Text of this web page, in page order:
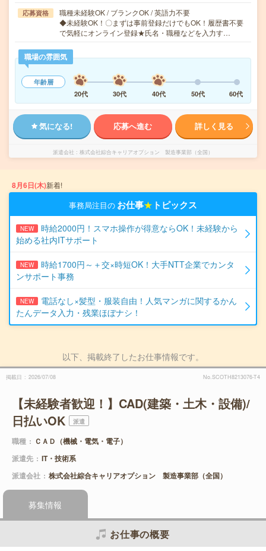
応募資格
職種未経験OK / ブランクOK / 英語力不要
◆未経験OK！〇まずは事前登録だけでもOK！履歴書不要
で気軽にオンライン登録★氏名・職種などを入力す…
職場の雰囲気
年齢層
20代
30代 40代 50代 60代
気になる! 応募へ進む 詳しく見る
派遣会社 株式会社綜合キャリアオプション 製造事業部（全国）
8月6日(木)新着!
事務局注目の お仕事★ トピックス
NEW
時給2000円！スマホ操作が得意ならOK！未経験から
始める社内ITサポート
NEW
時給1700円～＋交×時短OK！大手NTT企業でカンタ
ンサポート事務
NEW
電話なし×髪型・服装自由！人気マンガに関するかん
たんデータ入力・残業ほぼナシ！
以下、掲載終了したお仕事情報です。
掲載日 2026/07/08 No.SCOTH8213076-T4
【未経験者歓迎！】CAD(建築・土木・設備)/
日払いOK
派遣
職種
ＣＡＤ（機械・電気・電子）
派遣先
IT・技術系
派遣会社
株式会社綜合キャリアオプション 製造事業部（全国）
募集情報
お仕事の概要